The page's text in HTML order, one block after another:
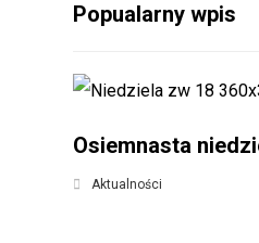
Popualarny wpis
Osiemnasta
Aktualności